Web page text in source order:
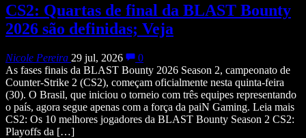
CS2: Quartas de final da BLAST Bounty
2026 são definidas; Veja
Nicole Pereira 29 jul, 2026
0
As fases finais da BLAST Bounty 2026 Season 2, campeonato de
Counter-Strike 2 (CS2), começam oficialmente nesta quinta-feira
(30). O Brasil, que iniciou o torneio com três equipes representando
o país, agora segue apenas com a força da paiN Gaming. Leia mais
CS2: Os 10 melhores jogadores da BLAST Bounty Season 2 CS2:
Playoffs da […]